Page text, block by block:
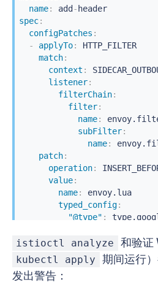
name: add -
header
spec:
configPatches :
-
applyTo:
HTTP_FILTER
match:
context :
listener:
filterChain:
filter:
name:
subFilter:
name:
patch:
operation:
value:
name:
envoy.lua
typed_config:
"@type" :
function
            end
istioctl analyze 和验证
kubectl apply
期间运行
发出警告：